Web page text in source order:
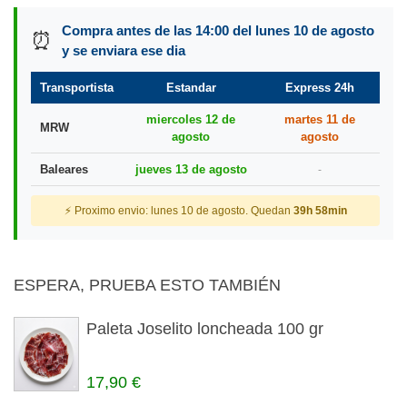
⏰
Compra antes de las 14:00 del lunes 10 de agosto
y se enviara ese dia
Transportista Estandar Express 24h
MRW
miercoles 12 de
agosto
martes 11 de
agosto
Baleares jueves 13 de agosto -
⚡ Proximo envio: lunes 10 de agosto. Quedan 39h 58min
ESPERA, PRUEBA ESTO TAMBIÉN
Paleta Joselito loncheada 100 gr
17,90 €